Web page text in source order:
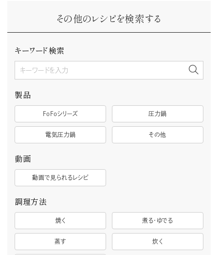
その他のレシピを検索する
キーワード検索
製品
FoFoシリーズ 圧力鍋
電気圧力鍋 その他
動画
動画で見られるレシピ
調理方法
焼く 煮る・ゆでる
蒸す 炊く